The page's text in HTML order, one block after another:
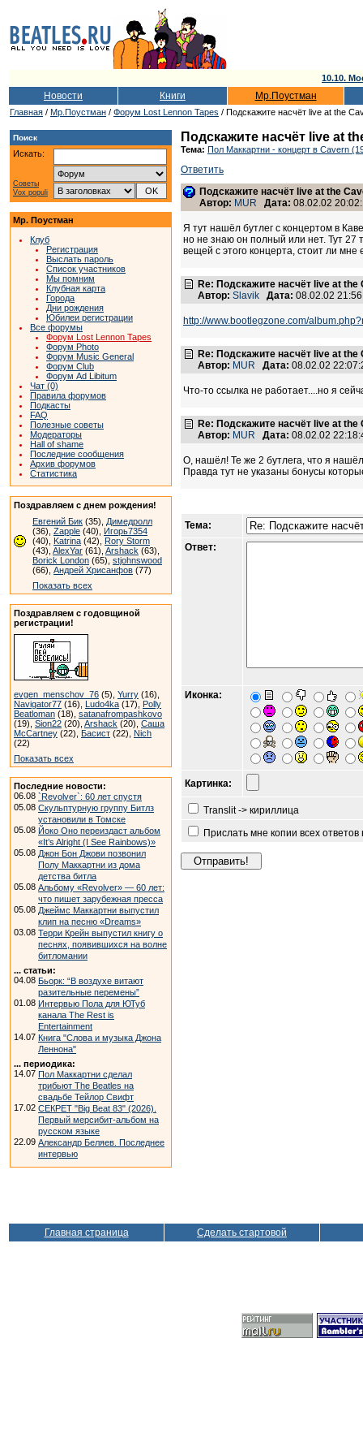
10.10.
Новости Книги Мр.Поустман
Главная / Мр.Поустман / Форум Lost Lennon Tapes / Подскажите насчёт live at the
Поиск
Искать:
Советы
Vox populi
Мр. Поустман
Клуб
Регистрация
Выслать пароль
Список участников
Мы помним
Клубная карта
Города
Дни рождения
Юбилеи регистрации
Все форумы
Форум Lost Lennon Tapes
Форум Photo
Форум Music General
Форум Club
Форум Ad Libitum
Чат (0)
Правила форумов
Подкасты
FAQ
Полезные советы
Модераторы
Hall of shame
Последние сообщения
Архив форумов
Статистика
Поздравляем с днем рождения!
Евгений Бик (35), Димедролл
(36), Zapple (40), Игорь7354
(40), Katrina (42), Rory Storm
(43), AlexYar (61), Arshack (63),
Borick London (65), stjohnswood
(66), Андрей Хрисанфов (77)
Показать всех
Поздравляем с годовщиной
регистрации!
evgen_menschov_76 (5), Yurry (16),
Navigator77 (16), Ludo4ka (17), Polly
Beatloman (18), satanafrompashkovo
(19), Sion22 (20), Arshack (20), Саша
McCartney (22), Басист (22), Nich
(22)
Показать всех
Последние новости:
06.08 `Revolver`: 60 лет спустя
05.08 Скульптурную группу Битлз
установили в Томске
05.08 Йоко Оно переиздаст альбом
«It’s Alright (I See Rainbows)»
05.08 Джон Бон Джови позвонил
Полу Маккартни из дома
детства битла
05.08 Альбому «Revolver» — 60 лет:
что пишет зарубежная пресса
05.08 Джеймс Маккартни выпустил
клип на песню «Dreams»
03.08 Терри Крейн выпустил книгу о
песнях, появившихся на волне
битломании
... статьи:
04.08 Бьорк: “В воздухе витают
разительные перемены”
01.08 Интервью Пола для ЮТуб
канала The Rest is
Entertainment
14.07 Книга "Слова и музыка Джона
Леннона"
... периодика:
14.07 Пол Маккартни сделал
трибьют The Beatles на
свадьбе Тейлор Свифт
17.02 СЕКРЕТ "Big Beat 83" (2026).
Первый мерсибит-альбом на
русском языке
22.09 Александр Беляев. Последнее
интервью
Подскажите насчёт live at
Тема: Пол Маккартни - концерт в Cavern
Ответить
Подскажите насчёт live at the
Автор: MUR Дата: 08.02.02
Я тут нашёл бутлег с концертом в
но не знаю он полный или нет. Тут 27
вещей с этого концерта, стоит ли мне
Re: Подскажите насчёт live at the
Автор: Slavik Дата: 08.02.02
http://www.bootlegzone.com/
Re: Подскажите насчёт live at the
Автор: MUR Дата: 08.02.02
Что-то ссылка не работает....но я
Re: Подскажите насчёт live at the
Автор: MUR Дата: 08.02.02
О, нашёл! Те же 2 бутлега, что я
Правда тут не указаны бонусы
Тема:
Ответ:
Иконка:
Картинка:
Translit -> кириллица
Прислать мне копии всех
Главная страница Сделать стартовой